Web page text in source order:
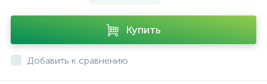
Купить
Добавить к сравнению